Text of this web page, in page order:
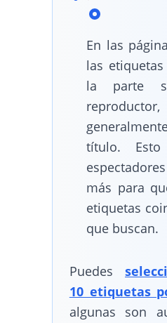
En las
las
la parte
reproductor,
título.
más para
etiquetas
que buscan.
Puedes
10 etiquetas
algunas son